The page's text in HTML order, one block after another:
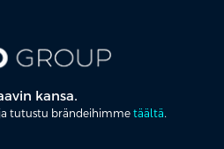
kansa.
ja tutustu brändeihimme täältä.